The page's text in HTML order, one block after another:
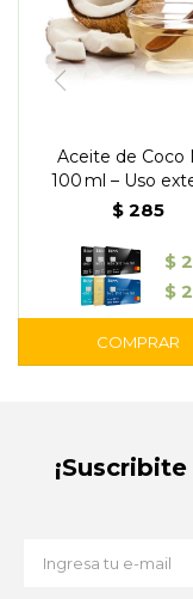
Aceite de Coco
100 ml – Uso
$ 285
$
$